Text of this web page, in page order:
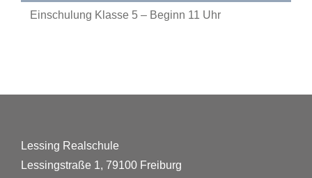
Einschulung Klasse 5 – Beginn 11 Uhr
Lessing Realschule
Lessingstraße 1, 79100 Freiburg